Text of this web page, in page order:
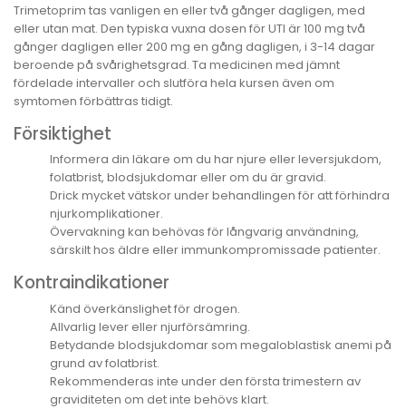
Trimetoprim tas vanligen en eller två gånger dagligen, med
eller utan mat. Den typiska vuxna dosen för UTI är 100 mg två
gånger dagligen eller 200 mg en gång dagligen, i 3-14 dagar
beroende på svårighetsgrad. Ta medicinen med jämnt
fördelade intervaller och slutföra hela kursen även om
symtomen förbättras tidigt.
Försiktighet
Informera din läkare om du har njure eller leversjukdom,
folatbrist, blodsjukdomar eller om du är gravid.
Drick mycket vätskor under behandlingen för att förhindra
njurkomplikationer.
Övervakning kan behövas för långvarig användning,
särskilt hos äldre eller immunkompromissade patienter.
Kontraindikationer
Känd överkänslighet för drogen.
Allvarlig lever eller njurförsämring.
Betydande blodsjukdomar som megaloblastisk anemi på
grund av folatbrist.
Rekommenderas inte under den första trimestern av
graviditeten om det inte behövs klart.